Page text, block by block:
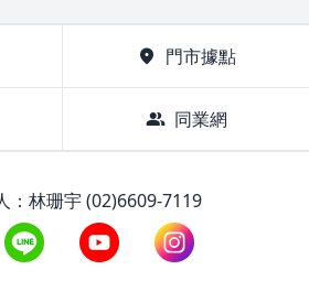
location_on 門市據點
group 同業網
：林珊宇 (02)6609-7119